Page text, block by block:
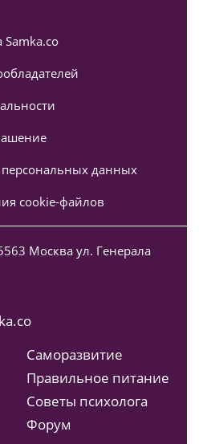
персональных данных
cookie-файлов
Москва ул. Генерала
Саморазвитие
Правильное питание
Советы психолога
Форум